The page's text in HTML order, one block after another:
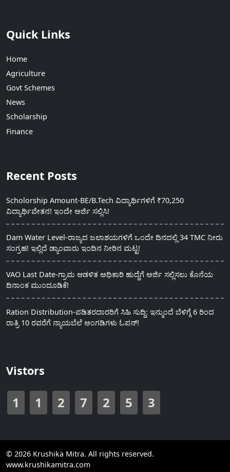
Quick Links
Home
Agriculture
Govt Schemes
News
Scholarship
Finance
Recent Posts
Scholorship Amount-BE/B.Tech ವಿದ್ಯಾರ್ಥಿಗಳಿಗೆ ₹70,250
ವಿದ್ಯಾರ್ಥಿವೇತನ! ಇಂದೇ ಅರ್ಜಿ ಸಲ್ಲಿಸಿ!
Dam Water Level-ರಾಜ್ಯದ ಜಲಾಶಯಗಳಿಗೆ ಒಂದೇ ದಿನದಲ್ಲಿ 34 TMC ನೀರು
ಸಂಗ್ರಹ! ಇಲ್ಲಿದೆ ಡ್ಯಾಂವಾರು ಇಂದಿನ ನೀರಿನ ಮಟ್ಟ!
VAO Last Date-ಗ್ರಾಮ ಆಡಳಿತ ಅಧಿಕಾರಿ ಹುದ್ದೆಗೆ ಅರ್ಜಿ ಸಲ್ಲಿಸಲು ಕೊನೆಯ
ದಿನಾಂಕ ಮುಂದೂಡಿಕೆ!
Ration Distribution-ಪಡಿತರದಾರರಿಗೆ ಸಿಹಿ ಸುದ್ದಿ: ಇನ್ಮುಂದೆ ಬೆಳಿಗ್ಗೆ 6 ರಿಂದ
ರಾತ್ರಿ 10 ರವರೆಗೆ ನ್ಯಾಯಬೆಲೆ ಅಂಗಡಿಗಳು ಓಪನ್!
Vistors
1 1 2 7 2 5 3
© 2026 Krushika Mitra. All rights reserved.
www.krushikamitra.com